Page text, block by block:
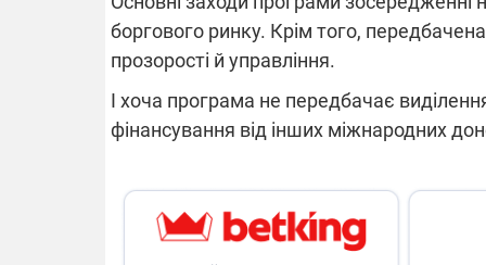
боргового ринку. Крім того,
прозорості й управління.
І хоча програма не передбачає
фінансування від інших міжнародних
РЕБ і пікапи
збір коштів